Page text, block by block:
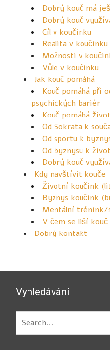
Dobrý kouč má
Dobrý kouč
Cíl v koučinku
Realita v koučinku
Možnosti v
Vůle v koučinku
Jak kouč pomáhá
Kouč pomáhá při
psychických bariér
Kouč pomáhá
Od Sokrata k
Od sportu k
Od byznysu k
Dobrý kouč
Kdy navštívit kouče
Životní koučink
Byznys koučink
Mentální trénink/
V čem se liší
Dobrý kontakt
Vyhledávání